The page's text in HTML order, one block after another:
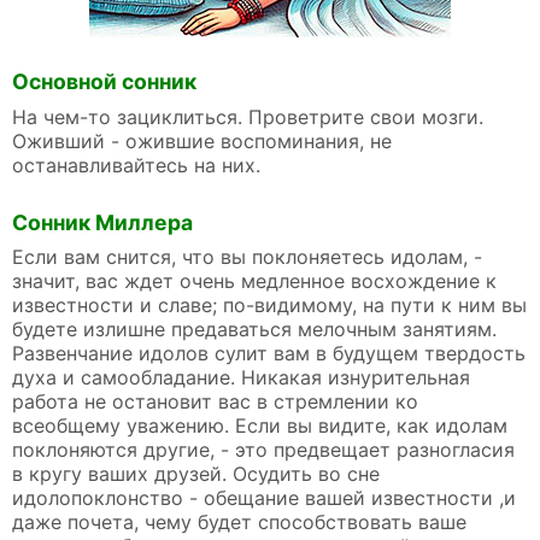
Основной сонник
На чем-то зациклиться. Проветрите свои мозги.
Оживший - ожившие воспоминания, не
останавливайтесь на них.
Сонник Миллера
Если вам снится, что вы поклоняетесь идолам, -
значит, вас ждет очень медленное восхождение к
известности и славе; по-видимому, на пути к ним вы
будете излишне предаваться мелочным занятиям.
Развенчание идолов сулит вам в будущем твердость
духа и самообладание. Никакая изнурительная
работа не остановит вас в стремлении ко
всеобщему уважению. Если вы видите, как идолам
поклоняются другие, - это предвещает разногласия
в кругу ваших друзей. Осудить во сне
идолопоклонство - обещание вашей известности ,и
даже почета, чему будет способствовать ваше